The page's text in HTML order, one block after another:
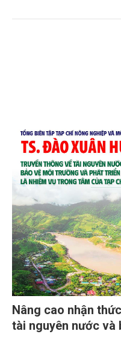
chén, dĩa... từ mo cau
Nâng cao nhận
tài nguyên nước